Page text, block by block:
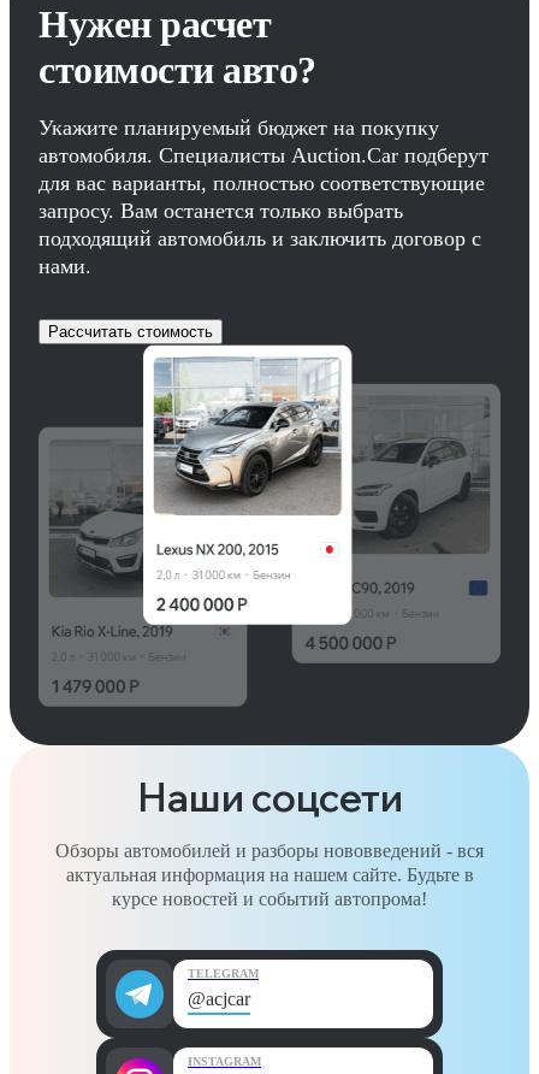
Нужен расчет
стоимости авто?
Укажите планируемый бюджет на покупку
автомобиля. Специалисты Auction.Car подберут
для вас варианты, полностью соответствующие
запросу. Вам останется только выбрать
подходящий автомобиль и заключить договор с
нами.
Рассчитать стоимость
Наши соцсети
Обзоры автомобилей и разборы нововведений - вся
актуальная информация на нашем сайте. Будьте в
курсе новостей и событий автопрома!
TELEGRAM
@acjcar
INSTAGRAM